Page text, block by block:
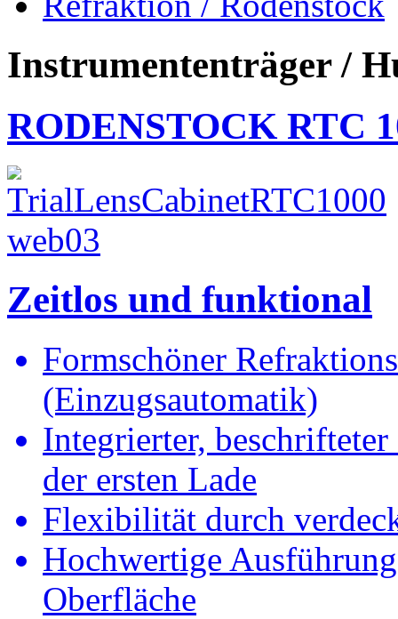
Instrumententräger /
RODENSTOCK RTC
Zeitlos und funktional
Formschöner
(Einzugsautomatik)
Integrierter,
der ersten Lade
Flexibilität durch
Hochwertige
Oberfläche